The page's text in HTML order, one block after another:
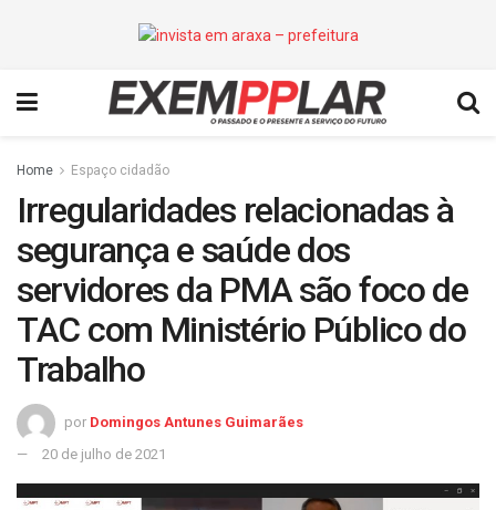
Home Espaço cidadão
Irregularidades relacionadas à
segurança e saúde dos
servidores da PMA são foco de
TAC com Ministério Público do
Trabalho
por Domingos Antunes Guimarães
20 de julho de 2021